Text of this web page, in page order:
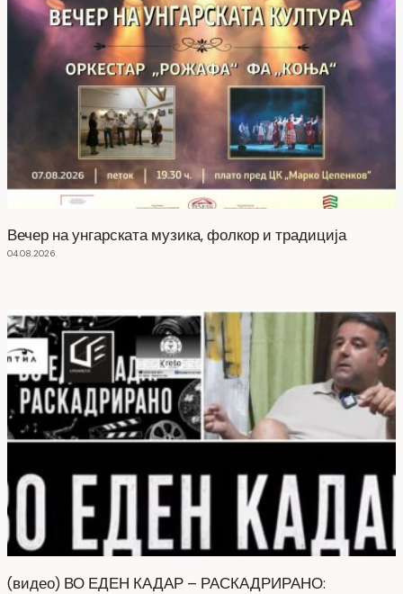
Вечер на унгарската музика, фолкор и традиција
04.08.2026
(видео) ВО ЕДЕН КАДАР – РАСКАДРИРАНО: